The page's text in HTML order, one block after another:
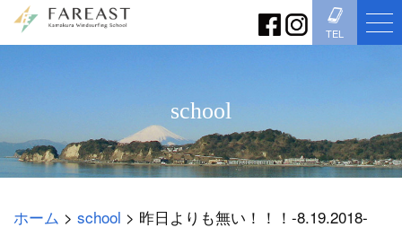
TEL
school
ホーム > school > 昨日よりも無い！！！-8.19.2018-